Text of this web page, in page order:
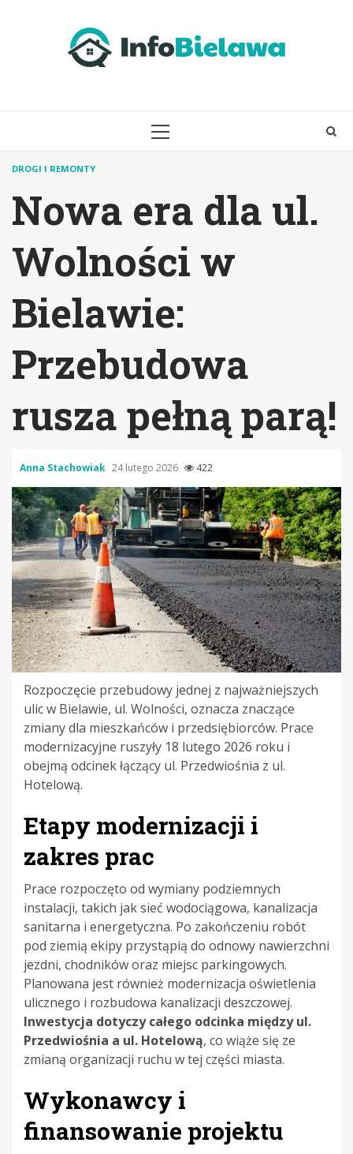
PRIMARY
DROGI I REMONTY
Nowa era dla ul.
Wolności w
Bielawie:
Przebudowa
rusza pełną parą!
Anna Stachowiak 24 lutego 2026 422
Rozpoczęcie przebudowy jednej z najważniejszych
ulic w Bielawie, ul. Wolności, oznacza znaczące
zmiany dla mieszkańców i przedsiębiorców. Prace
modernizacyjne ruszyły 18 lutego 2026 roku i
obejmą odcinek łączący ul. Przedwiośnia z ul.
Hotelową.
Etapy modernizacji i
zakres prac
Prace rozpoczęto od wymiany podziemnych
instalacji, takich jak sieć wodociągowa, kanalizacja
sanitarna i energetyczna. Po zakończeniu robót
pod ziemią ekipy przystąpią do odnowy nawierzchni
jezdni, chodników oraz miejsc parkingowych.
Planowana jest również modernizacja oświetlenia
ulicznego i rozbudowa kanalizacji deszczowej.
Inwestycja dotyczy całego odcinka między ul.
Przedwiośnia a ul. Hotelową, co wiąże się ze
zmianą organizacji ruchu w tej części miasta.
Wykonawcy i
finansowanie projektu